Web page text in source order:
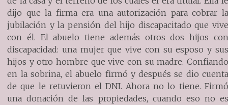
dijo que la firma era una autorización para cobrar la
jubilación y la pensión del hijo discapacitado que vive
con él. El abuelo tiene además otros dos hijos con
discapacidad: una mujer que vive con su esposo y sus
hijos y otro hombre que vive con su madre. Confiando
en la sobrina, el abuelo firmó y después se dio cuenta
de que le retuvieron el DNI. Ahora no lo tiene. Firmó
una donación de las propiedades, cuando eso no es